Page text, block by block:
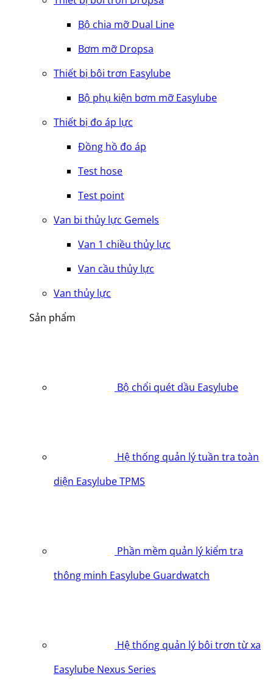
Bộ chia mỡ Dual Line
Bơm mỡ Dropsa
Thiết bị bôi trơn Easylube
Bộ phụ kiện bơm mỡ Easylube
Thiết bị đo áp lực
Đồng hồ đo áp
Test hose
Test point
Van bi thủy lực Gemels
Van 1 chiều thủy lực
Van cầu thủy lực
Van thủy lực
Sản phẩm
Bộ chổi quét dầu Easylube
Hệ thống quản lý tuần tra toàn
diện Easylube TPMS
Phần mềm quản lý kiểm tra
thông minh Easylube Guardwatch
Hệ thống quản lý bôi trơn từ xa
Easylube Nexus Series